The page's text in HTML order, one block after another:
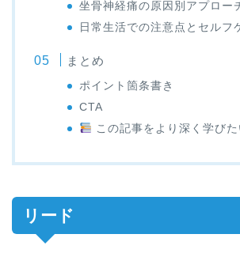
坐骨神経痛の原因別アプロー
日常生活での注意点とセルフ
まとめ
ポイント箇条書き
CTA
この記事をより深く学び
リード